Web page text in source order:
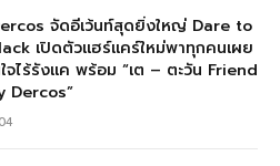
จัดอีเว้นท์สุดยิ่งใหญ่ Dare to
เปิดตัวแฮร์แคร์ใหม่พาทุกคนเผย
จไร้รังแค พร้อม “เต – ตะวัน Friend
Dercos”